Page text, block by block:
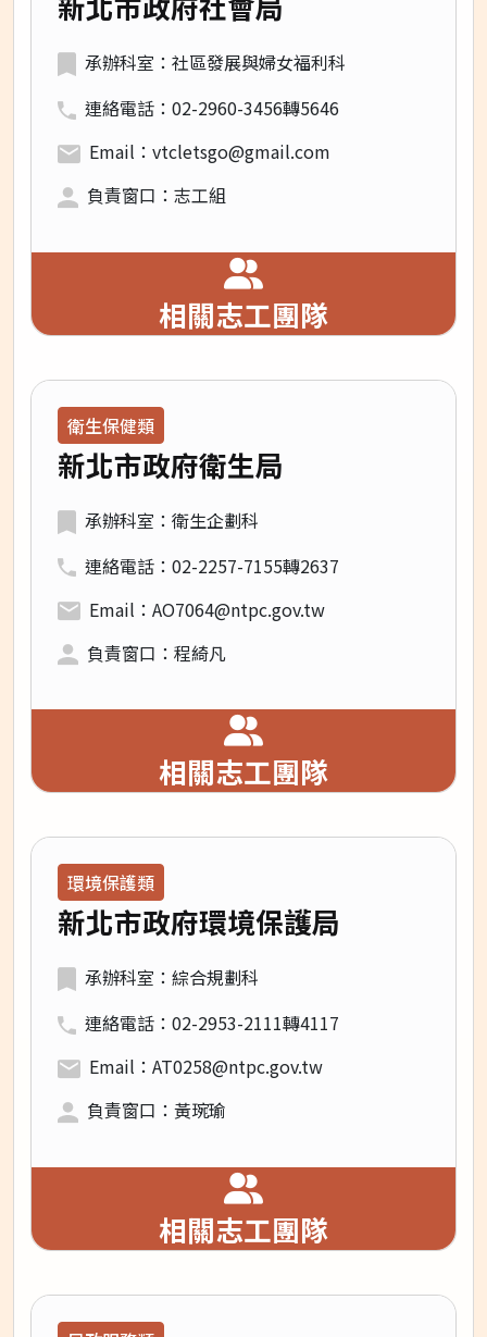
承辦科室：社區發展與婦女福利科
連絡電話：02-2960-3456轉5646
Email：vtcletsgo@gmail.com
負責窗口：志工組
相關志工團隊
領域類別：
衛生保健類
新北市政府衛生局
承辦科室：衛生企劃科
連絡電話：02-2257-7155轉2637
Email：AO7064@ntpc.gov.tw
負責窗口：程綺凡
相關志工團隊
領域類別：
環境保護類
新北市政府環境保護局
承辦科室：綜合規劃科
連絡電話：02-2953-2111轉4117
Email：AT0258@ntpc.gov.tw
負責窗口：黃琬瑜
相關志工團隊